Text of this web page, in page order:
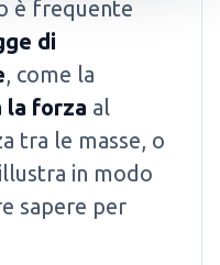
è frequente
di
, come la
la forza al
tra le masse, o
in modo
sapere per